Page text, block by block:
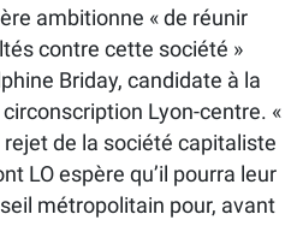
ambitionne « de réunir
contre cette société »
Briday, candidate à la
Lyon-centre. «
de la société capitaliste
LO espère qu’il pourra leur
métropolitain pour, avant